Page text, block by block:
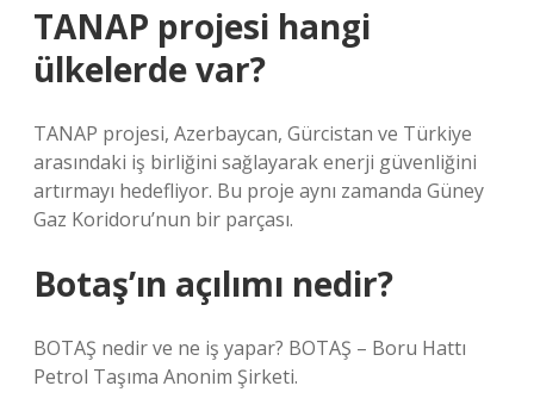
TANAP projesi hangi
ülkelerde var?
TANAP projesi, Azerbaycan, Gürcistan ve Türkiye
arasındaki iş birliğini sağlayarak enerji güvenliğini
artırmayı hedefliyor. Bu proje aynı zamanda Güney
Gaz Koridoru’nun bir parçası.
Botaş’ın açılımı nedir?
BOTAŞ nedir ve ne iş yapar? BOTAŞ – Boru Hattı
Petrol Taşıma Anonim Şirketi.